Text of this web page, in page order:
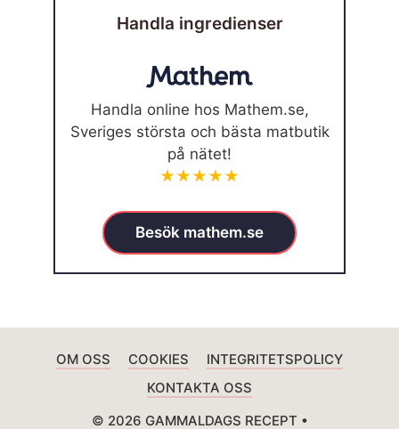
Handla ingredienser
Handla online hos Mathem.se,
Sveriges största och bästa matbutik
på nätet!
★★★★★
Besök mathem.se
OM OSS COOKIES
INTEGRITETSPOLICY
KONTAKTA OSS
© 2026 GAMMALDAGS RECEPT •